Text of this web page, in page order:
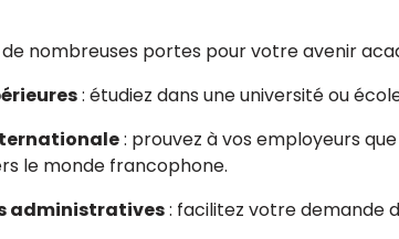
de nombreuses portes pour votre avenir
: étudiez dans une université ou
: prouvez à vos employeurs
le monde francophone.
administratives: facilitez votre demande